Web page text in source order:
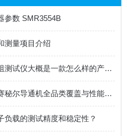
参数 SMR3554B
测量项目介绍
听名字就能知道电池内阻测试仪大概是一款怎么样的产品了
国产导通机哪家专业？赛秘尔导通机全品类覆盖与性能深度解析
负载的测试精度和稳定性？